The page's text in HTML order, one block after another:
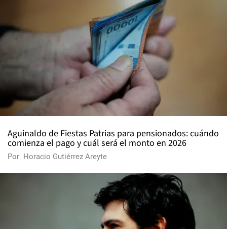
Aguinaldo de Fiestas Patrias para pensionados: cuándo
comienza el pago y cuál será el monto en 2026
Por Horacio Gutiérrez Areyte